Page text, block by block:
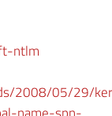
ntlm
2008/05/29/